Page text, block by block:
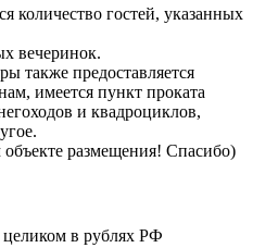
количество гостей, указанных
вечеринок.
также предоставляется
имеется пункт проката
и квадроциклов,
размещения! Спасибо)
целиком в рублях РФ